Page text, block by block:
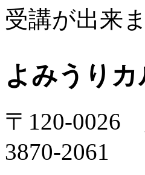
受講が出来ま
よみうり
〒120-0026
3870-2061